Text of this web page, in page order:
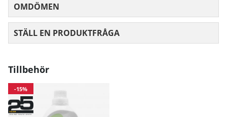
OMDÖMEN
STÄLL EN PRODUKTFRÅGA
Tillbehör
-15%